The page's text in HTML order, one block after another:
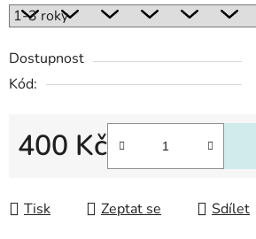
Dostupnost
Kód:
400 Kč
Tisk Zeptat se Sdílet